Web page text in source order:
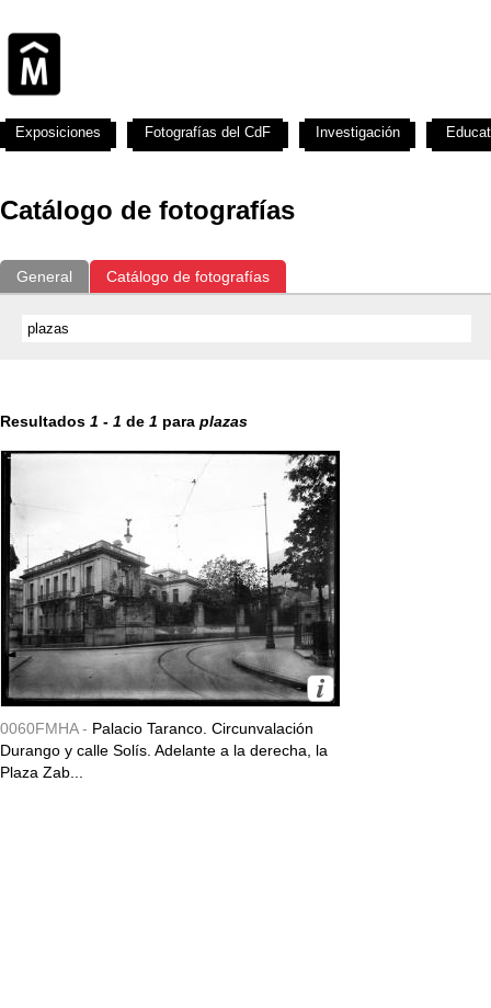
Catálogo de fotografías
General Catálogo de fotografías
Resultados 1 - 1 de 1 para plazas
0060FMHA - Palacio Taranco. Circunvalación
Durango y calle Solís. Adelante a la derecha, la
Plaza Zab...
Exposiciones Fotografías del CdF Investigación